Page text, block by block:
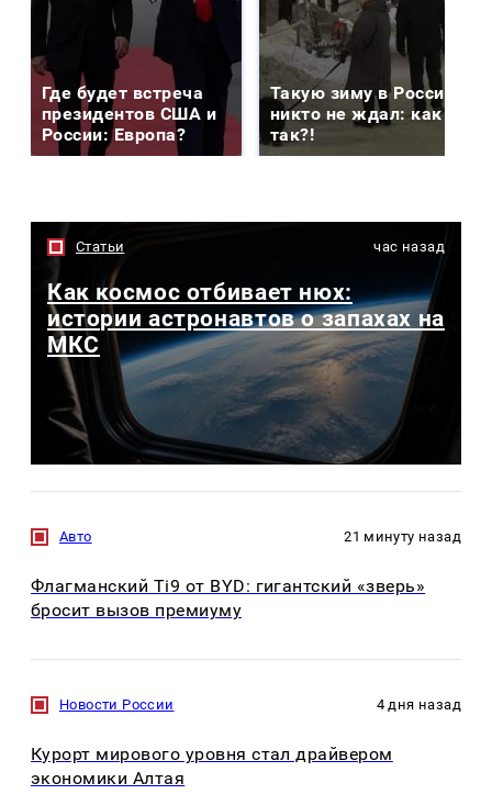
Где будет встреча
президентов США и
России: Европа?
Такую зиму в России
никто не ждал: как
так?!
Статьи час назад
Как космос отбивает нюх:
истории астронавтов о запахах на
МКС
Авто 21 минуту назад
Флагманский Ti9 от BYD: гигантский «зверь»
бросит вызов премиуму
Новости России 4 дня назад
Курорт мирового уровня стал драйвером
экономики Алтая